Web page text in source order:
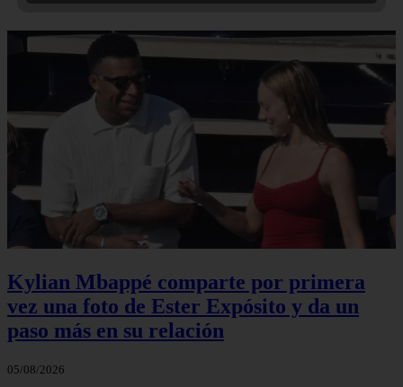
Kylian Mbappé comparte por primera
vez una foto de Ester Expósito y da un
paso más en su relación
05/08/2026